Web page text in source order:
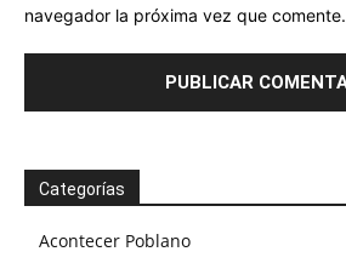
navegador la próxima vez que comente.
Categorías
Acontecer Poblano